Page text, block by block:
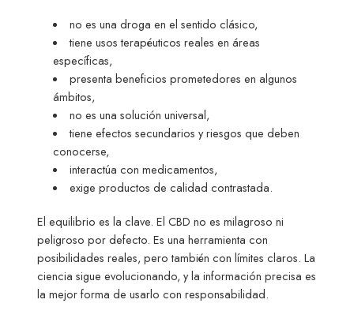
no es una droga en el sentido clásico,
tiene usos terapéuticos reales en áreas
específicas,
presenta beneficios prometedores en algunos
ámbitos,
no es una solución universal,
tiene efectos secundarios y riesgos que deben
conocerse,
interactúa con medicamentos,
exige productos de calidad contrastada.
El equilibrio es la clave. El CBD no es milagroso ni
peligroso por defecto. Es una herramienta con
posibilidades reales, pero también con límites claros. La
ciencia sigue evolucionando, y la información precisa es
la mejor forma de usarlo con responsabilidad.